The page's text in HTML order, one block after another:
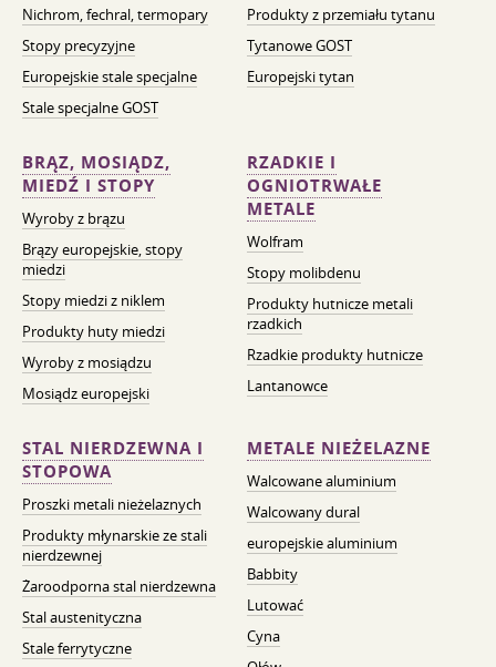
Nichrom, fechral, termopary
Stopy precyzyjne
Europejskie stale specjalne
Stale specjalne GOST
Produkty z przemiału tytanu
Tytanowe GOST
Europejski tytan
BRĄZ, MOSIĄDZ,
MIEDŹ I STOPY
Wyroby z brązu
Brązy europejskie, stopy
miedzi
Stopy miedzi z niklem
Produkty huty miedzi
Wyroby z mosiądzu
Mosiądz europejski
RZADKIE I
OGNIOTRWAŁE
METALE
Wolfram
Stopy molibdenu
Produkty hutnicze metali
rzadkich
Rzadkie produkty hutnicze
Lantanowce
STAL NIERDZEWNA I
STOPOWA
Proszki metali nieżelaznych
Produkty młynarskie ze stali
nierdzewnej
Żaroodporna stal nierdzewna
Stal austenityczna
Stale ferrytyczne
METALE NIEŻELAZNE
Walcowane aluminium
Walcowany dural
europejskie aluminium
Babbity
Lutować
Cyna